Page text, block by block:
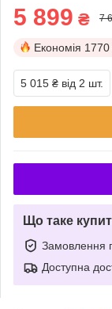
5 899 ₴ 7
Економія 1770
5 015 ₴ від 2 шт.
Що таке
Замовлення
Доступна